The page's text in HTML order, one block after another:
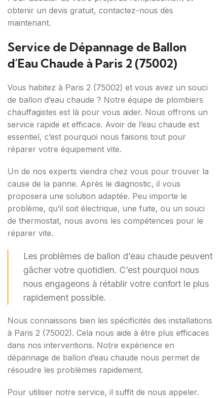
obtenir un devis gratuit, contactez-nous dès
maintenant.
Service de Dépannage de Ballon
d’Eau Chaude à Paris 2 (75002)
Vous habitez à Paris 2 (75002) et vous avez un souci
de ballon d’eau chaude ? Notre équipe de plombiers
chauffagistes est là pour vous aider. Nous offrons un
service rapide et efficace. Avoir de l’eau chaude est
essentiel, c’est pourquoi nous faisons tout pour
réparer votre équipement vite.
Un de nos experts viendra chez vous pour trouver la
cause de la panne. Après le diagnostic, il vous
proposera une solution adaptée. Peu importe le
problème, qu’il soit électrique, une fuite, ou un souci
de thermostat, nous avons les compétences pour le
réparer vite.
Les problèmes de ballon d’eau chaude peuvent
gâcher votre quotidien. C’est pourquoi nous
nous engageons à rétablir votre confort le plus
rapidement possible.
Nous connaissons bien les spécificités des installations
à Paris 2 (75002). Cela nous aide à être plus efficaces
dans nos interventions. Notre expérience en
dépannage de ballon d’eau chaude nous permet de
résoudre les problèmes rapidement.
Pour utiliser notre service, il suffit de nous appeler.